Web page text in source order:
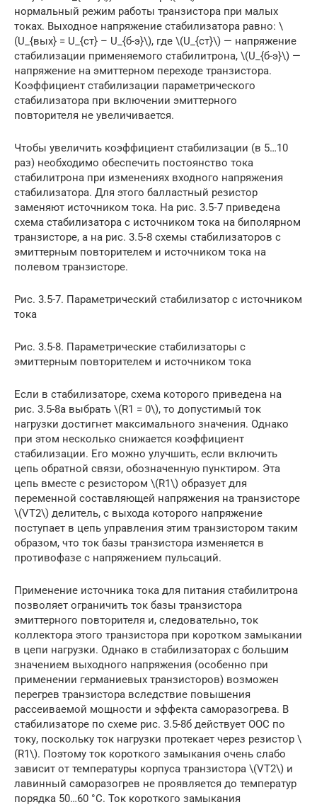
нормальный режим работы транзистора при малых
токах. Выходное напряжение стабилизатора равно: \
(U_{вых} = U_{ст} – U_{б-э}\), где \(U_{ст}\) — напряжение
стабилизации применяемого стабилитрона, \(U_{б-э}\) —
напряжение на эмиттерном переходе транзистора.
Коэффициент стабилизации параметрического
стабилизатора при включении эмиттерного
повторителя не увеличивается.
Чтобы увеличить коэффициент стабилизации (в 5…10
раз) необходимо обеспечить постоянство тока
стабилитрона при изменениях входного напряжения
стабилизатора. Для этого балластный резистор
заменяют источником тока. На рис. 3.5‑7 приведена
схема стабилизатора с источником тока на биполярном
транзисторе, а на рис. 3.5‑8 схемы стабилизаторов с
эмиттерным повторителем и источником тока на
полевом транзисторе.
Рис. 3.5-7. Параметрический стабилизатор с источником
тока
Рис. 3.5-8. Параметрические стабилизаторы с
эмиттерным повторителем и источником тока
Если в стабилизаторе, схема которого приведена на
рис. 3.5-8а выбрать \(R1 = 0\), то допустимый ток
нагрузки достигнет максимального значения. Однако
при этом несколько снижается коэффициент
стабилизации. Его можно улучшить, если включить
цепь обратной связи, обозначенную пунктиром. Эта
цепь вместе с резистором \(R1\) образует для
переменной составляющей напряжения на транзисторе
\(VT2\) делитель, с выхода которого напряжение
поступает в цепь управления этим транзистором таким
образом, что ток базы транзистора изменяется в
противофазе с напряжением пульсаций.
Применение источника тока для питания стабилитрона
позволяет ограничить ток базы транзистора
эмиттерного повторителя и, следовательно, ток
коллектора этого транзистора при коротком замыкании
в цепи нагрузки. Однако в стабилизаторах с большим
значением выходного напряжения (особенно при
применении германиевых транзисторов) возможен
перегрев транзистора вследствие повышения
рассеиваемой мощности и эффекта саморазогрева. В
стабилизаторе по схеме рис. 3.5-8б действует ООС по
току, поскольку ток нагрузки протекает через резистор \
(R1\). Поэтому ток короткого замыкания очень слабо
зависит от температуры корпуса транзистора \(VT2\) и
лавинный саморазогрев не проявляется до температур
порядка 50…60 °C. Ток короткого замыкания